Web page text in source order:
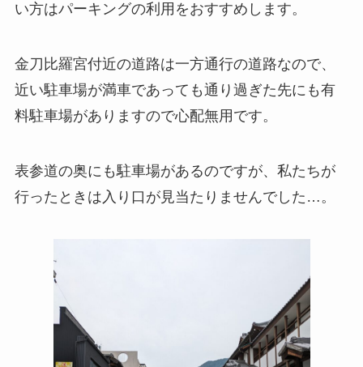
い方はパーキングの利用をおすすめします。
金刀比羅宮付近の道路は一方通行の道路なので、
近い駐車場が満車であっても通り過ぎた先にも有
料駐車場がありますので心配無用です。
表参道の奥にも駐車場があるのですが、私たちが
行ったときは入り口が見当たりませんでした…。